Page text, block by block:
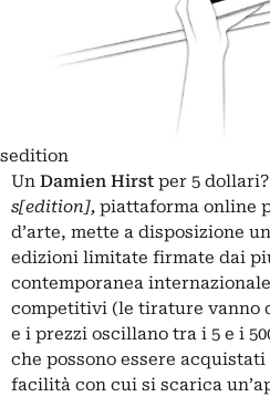
sedition
Un Damien Hirst per 5
s[edition], piattaforma online
d’arte, mette a disposizione
edizioni limitate firmate dai
contemporanea
competitivi (le tirature vanno
e i prezzi oscillano tra i 5 e i
che possono essere
facilità con cui si scarica